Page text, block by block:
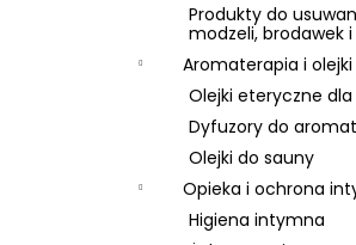
Produkty do
modzeli, brodawek i
Aromaterapia i
Olejki eteryczne dla
Dyfuzory do
Olejki do sauny
Opieka i ochrona
Higiena intymna